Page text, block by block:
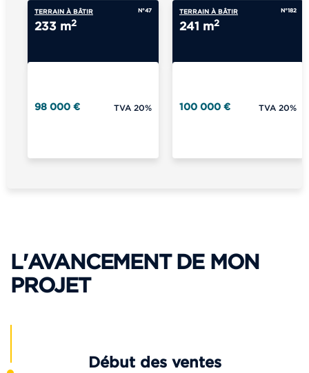
N°47
TERRAIN À BÂTIR
233 m2
98 000 € TVA 20%
N°182
TERRAIN À BÂTIR
241 m2
100 000 € TVA 20%
L'AVANCEMENT DE MON
PROJET
Début des ventes